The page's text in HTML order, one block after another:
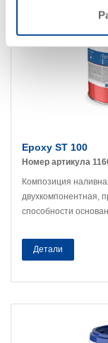
Epoxy ST 100
Номер артикула
Композиция
двухкомпонентная,
способности
Детали